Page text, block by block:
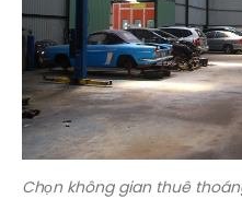
Chọn không gian thuê